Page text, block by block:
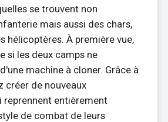
se trouvent non
mais aussi des chars,
hélicoptères. À première vue,
si les deux camps ne
machine à cloner. Grâce à
créer de nouveaux
entièrement
de combat de leurs